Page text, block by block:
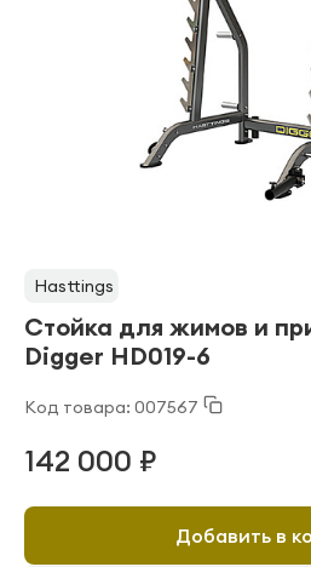
Hasttings
Стойка для жимов и
Digger HD019-6
Код товара: 007567
142 000 ₽
Добавить в